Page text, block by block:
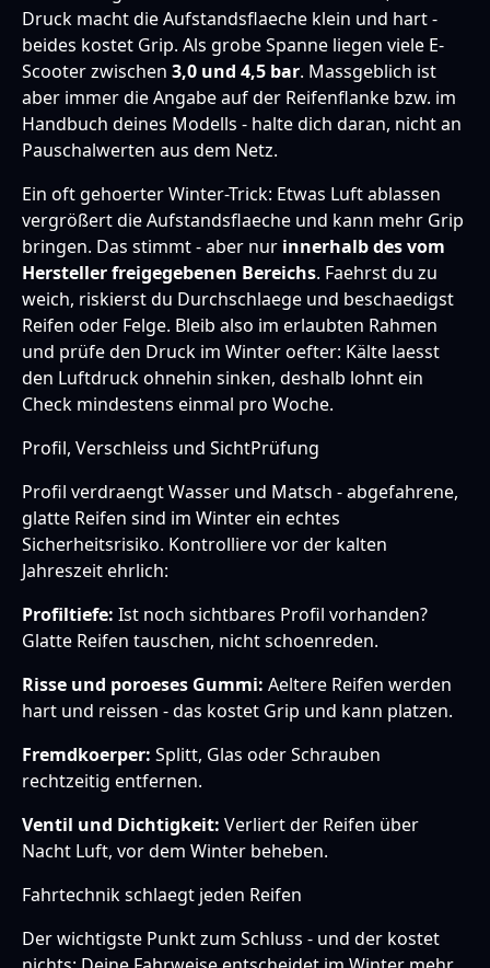
Druck macht die Aufstandsflaeche klein und hart -
beides kostet Grip. Als grobe Spanne liegen viele E-
Scooter zwischen 3,0 und 4,5 bar. Massgeblich ist
aber immer die Angabe auf der Reifenflanke bzw. im
Handbuch deines Modells - halte dich daran, nicht an
Pauschalwerten aus dem Netz.
Ein oft gehoerter Winter-Trick: Etwas Luft ablassen
vergrößert die Aufstandsflaeche und kann mehr Grip
bringen. Das stimmt - aber nur innerhalb des vom
Hersteller freigegebenen Bereichs. Faehrst du zu
weich, riskierst du Durchschlaege und beschaedigst
Reifen oder Felge. Bleib also im erlaubten Rahmen
und prüfe den Druck im Winter oefter: Kälte laesst
den Luftdruck ohnehin sinken, deshalb lohnt ein
Check mindestens einmal pro Woche.
Profil, Verschleiss und SichtPrüfung
Profil verdraengt Wasser und Matsch - abgefahrene,
glatte Reifen sind im Winter ein echtes
Sicherheitsrisiko. Kontrolliere vor der kalten
Jahreszeit ehrlich:
Profiltiefe: Ist noch sichtbares Profil vorhanden?
Glatte Reifen tauschen, nicht schoenreden.
Risse und poroeses Gummi: Aeltere Reifen werden
hart und reissen - das kostet Grip und kann platzen.
Fremdkoerper: Splitt, Glas oder Schrauben
rechtzeitig entfernen.
Ventil und Dichtigkeit: Verliert der Reifen über
Nacht Luft, vor dem Winter beheben.
Fahrtechnik schlaegt jeden Reifen
Der wichtigste Punkt zum Schluss - und der kostet